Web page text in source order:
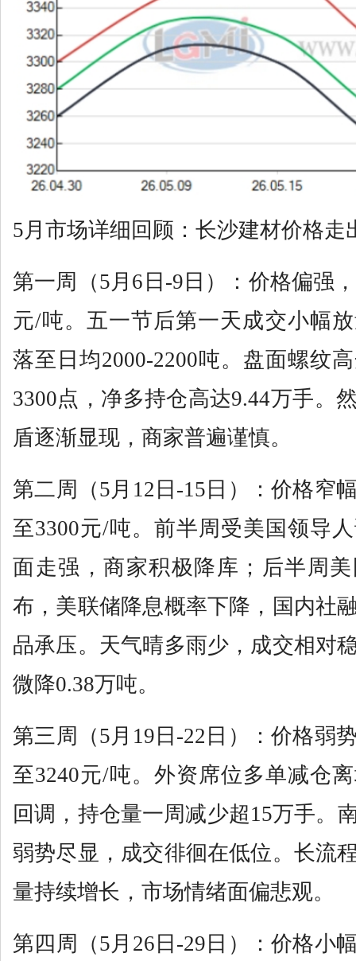
5月市场详细回顾：长沙建材价格走
第一周（5月6日-9日）：价格偏强
元/吨。五一节后第一天成交小幅
落至日均2000-2200吨。盘面螺纹
3300点，净多持仓高达9.44万手。
盾逐渐显现，商家普遍谨慎。
第二周（5月12日-15日）：价格窄
至3300元/吨。前半周受美国领导
面走强，商家积极降库；后半周美
布，美联储降息概率下降，国内社
品承压。天气晴多雨少，成交相对
微降0.38万吨。
第三周（5月19日-22日）：价格弱
至3240元/吨。外资席位多单减仓
回调，持仓量一周减少超15万手。
弱势尽显，成交徘徊在低位。长流
量持续增长，市场情绪面偏悲观。
第四周（5月26日-29日）：价格小